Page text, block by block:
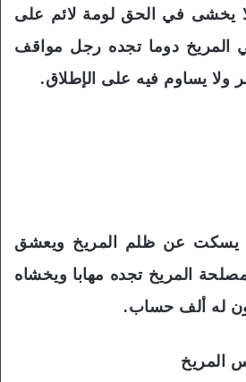
لا يخشى في الحق لومة لائم على
المريخ دوما تجده رجل مواقف
ولا يساوم فيه على الإطلاق.
يسكت عن ظلم المريخ ويعشق
المريخ تجده مهابا ويخشاه
له ألف حساب.
المريخ